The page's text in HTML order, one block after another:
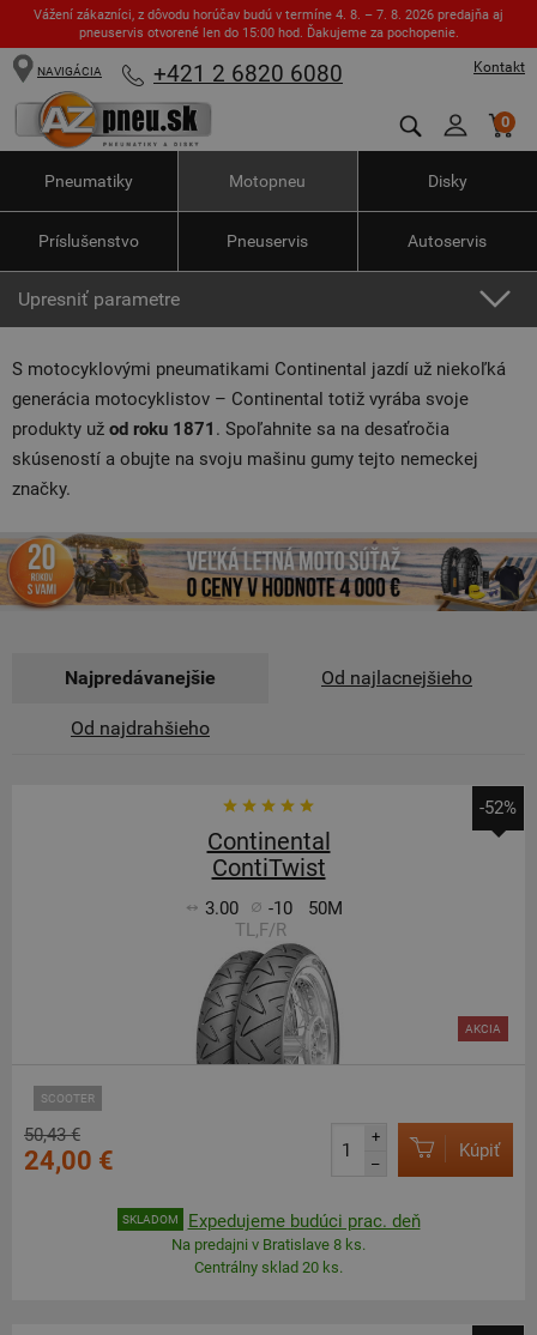
Vážení zákazníci, z dôvodu horúčav budú v termíne 4. 8. – 7. 8. 2026 predajňa aj
pneuservis otvorené len do 15:00 hod. Ďakujeme za pochopenie.
Kontakt
NAVIGÁCIA +421 2 6820 6080
0
Pneumatiky Motopneu Disky
Príslušenstvo Pneuservis Autoservis
Upresniť parametre
S motocyklovými pneumatikami Continental jazdí už niekoľká
generácia motocyklistov – Continental totiž vyrába svoje
produkty už od roku 1871 . Spoľahnite sa na desaťročia
skúseností a obujte na svoju mašinu gumy tejto nemeckej
značky.
Najpredávanejšie Od najlacnejšieho
Od najdrahšieho
-52%
Continental
ContiTwist
3.00 -10
50M
TL,F/R
SCOOTER
AKCIA
50,43 €
24,00 €
+
–
Kúpiť
SKLADOM Expedujeme budúci prac. deň
Na predajni v Bratislave 8 ks.
Centrálny sklad 20 ks.